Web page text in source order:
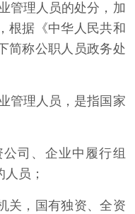
理人员的处分，加
根据《中华人民共和
简称公职人员政务处
理人员，是指国家
司、企业中履行组
员；
，国有独资、全资